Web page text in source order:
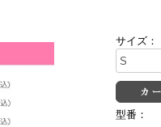
サイズ：
型番：